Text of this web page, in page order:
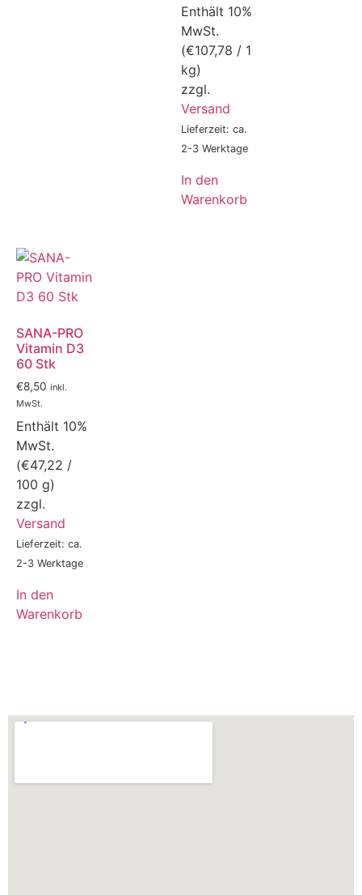
Enthält 10%
MwSt.
(€107,78 / 1
kg)
zzgl.
Versand
Lieferzeit: ca.
2-3 Werktage
In den
Warenkorb
SANA-PRO
Vitamin D3
60 Stk
€8,50 inkl.
MwSt.
Enthält 10%
MwSt.
(€47,22 /
100 g)
zzgl.
Versand
Lieferzeit: ca.
2-3 Werktage
In den
Warenkorb